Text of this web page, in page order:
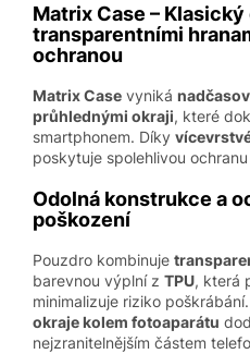
Matrix Case –
transparentními
ochranou
Matrix Case vyniká
průhlednými okraji, které
smartphonem. Díky
poskytuje spolehlivou
Odolná konstrukce a
poškození
Pouzdro kombinuje
barevnou výplní z TPU, která
minimalizuje riziko poškrábání.
okraje kolem fotoaparátu
nejzranitelnějším částem